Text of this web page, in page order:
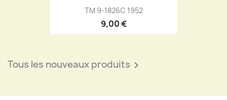
TM 9-1826C 1952
9,00 €
Tous les nouveaux produits 